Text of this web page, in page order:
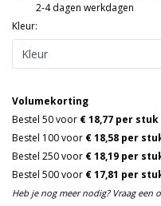
2-4 dagen werkdagen
Kleur:
Volumekorting
Bestel 50 voor € 18,77 per stuk
Bestel 100 voor € 18,58 per
Bestel 250 voor € 18,19 per
Bestel 500 voor € 17,81 per
Heb je nog meer nodig? Vraag een